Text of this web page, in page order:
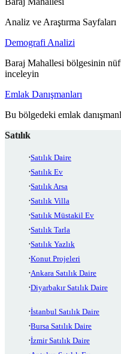
Analiz ve Araştırma Sayfaları
Demografi Analizi
Baraj Mahallesi bölgesinin
inceleyin
Emlak Danışmanları
Bu bölgedeki emlak
Satılık
Satılık Daire
Satılık Ev
Satılık Arsa
Satılık Villa
Satılık Müstakil Ev
Satılık Tarla
Satılık Yazlık
Konut Projeleri
Ankara Satılık Daire
Diyarbakır Satılık Daire
İstanbul Satılık Daire
Bursa Satılık Daire
İzmir Satılık Daire